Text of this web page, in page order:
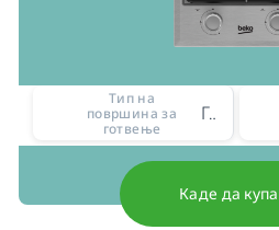
Тип на
површина за
готвење
Гас
Каде да